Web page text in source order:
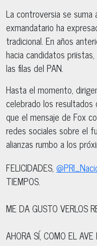
La controversia se
exmandatario ha
tradicional. En años
hacia candidatos
las filas del PAN.
Hasta el momento,
celebrado los
que el mensaje de Fox
redes sociales sobre el
alianzas rumbo a los
FELICIDADES,
TIEMPOS.
ME DA GUSTO VERLOS
AHORA SÍ, COMO EL AVE